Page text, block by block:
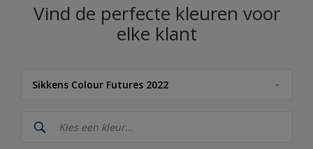
Vind de perfecte kleuren voor
elke klant
Sikkens Colour Futures 2022
Sikkens